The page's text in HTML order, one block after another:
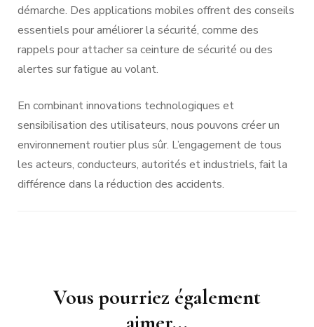
démarche. Des applications mobiles offrent des conseils
essentiels pour améliorer la sécurité, comme des
rappels pour attacher sa ceinture de sécurité ou des
alertes sur fatigue au volant.
En combinant innovations technologiques et
sensibilisation des utilisateurs, nous pouvons créer un
environnement routier plus sûr. L’engagement de tous
les acteurs, conducteurs, autorités et industriels, fait la
différence dans la réduction des accidents.
Navigation
Vous pourriez également